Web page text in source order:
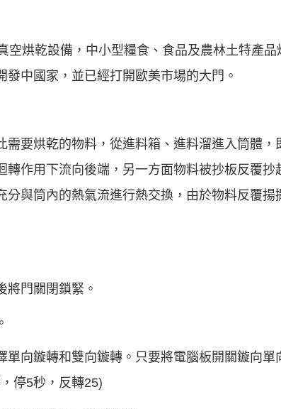
烘乾設備，中小型糧食、食品及農林土特產品
中國家，並已經打開歐美市場的大門。
要烘乾的物料，從進料箱、進料溜進入筒體，
作用下流向後端，另一方面物料被抄板反覆抄
與筒內的熱氣流進行熱交換，由於物料反覆揚
將門關閉鎖緊。
向鏇轉和雙向鏇轉。只要將電腦板開關鏇向單
停5秒，反轉25)